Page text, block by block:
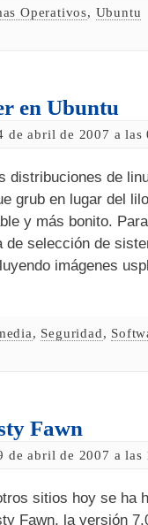
Operativos, Ubuntu
en Ubuntu
de abril de 2007 a las
distribuciones de
grub en lugar del
y más bonito.
de selección de
imágenes
, Seguridad,
Fawn
de abril de 2007 a las
sitios hoy se ha
Fawn, la versión